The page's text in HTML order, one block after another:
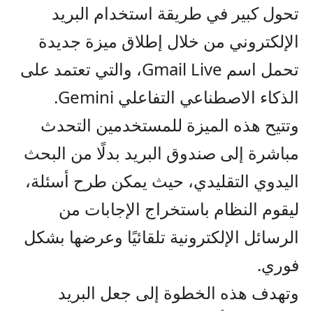
تحول كبير في طريقة استخدام البريد
الإلكتروني من خلال إطلاق ميزة جديدة
تحمل اسم Gmail Live، والتي تعتمد على
الذكاء الاصطناعي التفاعلي Gemini.
وتتيح هذه الميزة للمستخدمين التحدث
مباشرة إلى صندوق البريد بدلًا من البحث
اليدوي التقليدي، حيث يمكن طرح أسئلة،
ليقوم النظام باستخراج الإجابات من
الرسائل الإلكترونية تلقائيًا وعرضها بشكل
فوري.
وتهدف هذه الخطوة إلى جعل البريد